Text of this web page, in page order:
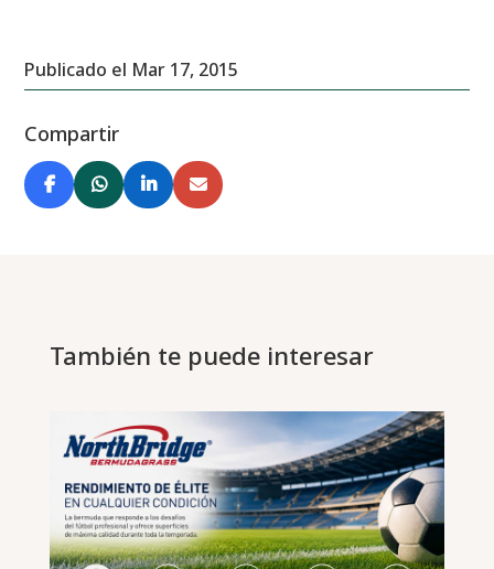
Publicado el Mar 17, 2015
Compartir
También te puede interesar